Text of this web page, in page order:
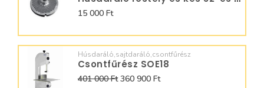
15 000 Ft
Húsdaráló,sajtdaráló,csontfűrész
Csontfűrész SOE18
401 000 Ft360 900 Ft